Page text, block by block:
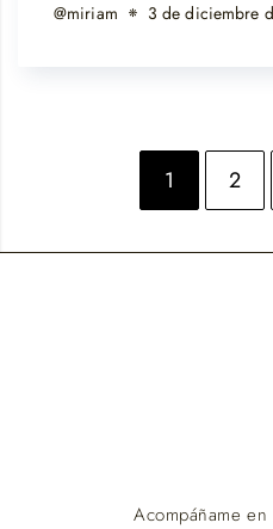
@miriam 3 de diciembre
1 2
Acompáñame